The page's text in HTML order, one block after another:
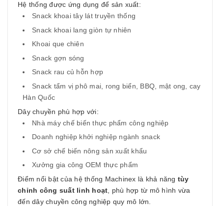
Hệ thống được ứng dụng để sản xuất:
Snack khoai tây lát truyền thống
Snack khoai lang giòn tự nhiên
Khoai que chiên
Snack gợn sóng
Snack rau củ hỗn hợp
Snack tẩm vị phô mai, rong biển, BBQ, mật ong, cay
Hàn Quốc
Dây chuyền phù hợp với:
Nhà máy chế biến thực phẩm công nghiệp
Doanh nghiệp khởi nghiệp ngành snack
Cơ sở chế biến nông sản xuất khẩu
Xưởng gia công OEM thực phẩm
Điểm nổi bật của hệ thống Machinex là khả năng tùy
chỉnh công suất linh hoạt , phù hợp từ mô hình vừa
đến dây chuyền công nghiệp quy mô lớn.